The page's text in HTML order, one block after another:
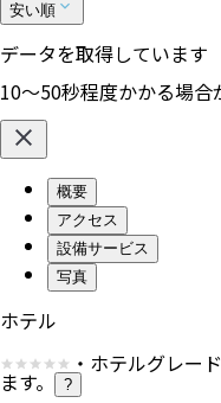
安い順
データを取得しています
10〜50秒程度かかる場合
概要
アクセス
設備サービス
写真
ホテル
・ホテルグレー
ます。 ?